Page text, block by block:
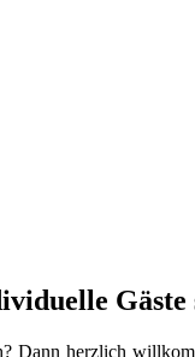
Dann herzlich